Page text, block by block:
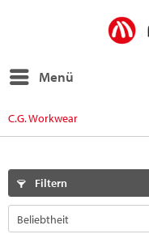
Menü
C.G. Workwear
Filtern